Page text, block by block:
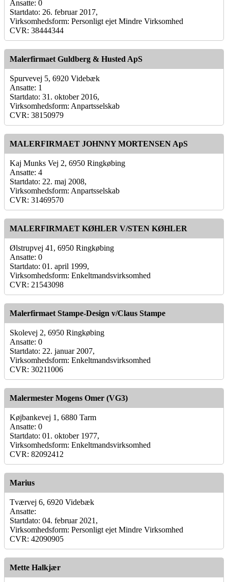
Ansatte: 0
Startdato: 26. februar 2017,
Virksomhedsform: Personligt ejet Mindre Virksomhed
CVR: 38444344
Malerfirmaet Guldberg & Husted ApS
Spurvevej 5, 6920 Videbæk
Ansatte: 1
Startdato: 31. oktober 2016,
Virksomhedsform: Anpartsselskab
CVR: 38150979
MALERFIRMAET JOHNNY MORTENSEN ApS
Kaj Munks Vej 2, 6950 Ringkøbing
Ansatte: 4
Startdato: 22. maj 2008,
Virksomhedsform: Anpartsselskab
CVR: 31469570
MALERFIRMAET KØHLER V/STEN KØHLER
Ølstrupvej 41, 6950 Ringkøbing
Ansatte: 0
Startdato: 01. april 1999,
Virksomhedsform: Enkeltmandsvirksomhed
CVR: 21543098
Malerfirmaet Stampe-Design v/Claus Stampe
Skolevej 2, 6950 Ringkøbing
Ansatte: 0
Startdato: 22. januar 2007,
Virksomhedsform: Enkeltmandsvirksomhed
CVR: 30211006
Malermester Mogens Omer (VG3)
Køjbankevej 1, 6880 Tarm
Ansatte: 0
Startdato: 01. oktober 1977,
Virksomhedsform: Enkeltmandsvirksomhed
CVR: 82092412
Marius
Tværvej 6, 6920 Videbæk
Ansatte:
Startdato: 04. februar 2021,
Virksomhedsform: Personligt ejet Mindre Virksomhed
CVR: 42090905
Mette Halkjær